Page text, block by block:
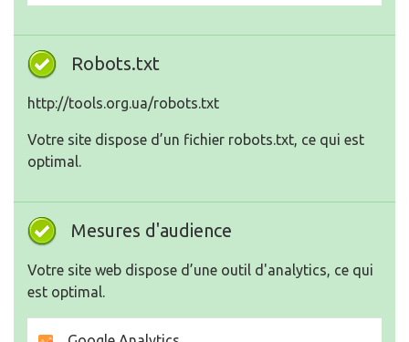
Robots.txt
http://tools.org.ua/robots.txt
Votre site dispose d’un fichier robots.txt, ce qui est
optimal.
Mesures d'audience
Votre site web dispose d’une outil d'analytics, ce qui
est optimal.